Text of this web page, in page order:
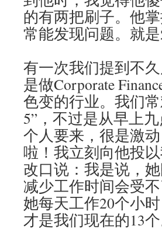
的有两把刷子。他
常能发现问题。就
有一次我们提到不
是做Corporate
色变的行业。我们
5”，不过是从早上
个人要来，很是激
啦！我立刻向他投
改口说：我是说，
减少工作时间会受
她每天工作20个小
才是我们现在的13个